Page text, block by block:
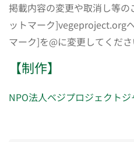
掲載内容の変更や取消し等
ットマーク]vegeproject.org
マーク]を@に変更してくださ
【制作】
NPO法人ベジプロジェクトジ